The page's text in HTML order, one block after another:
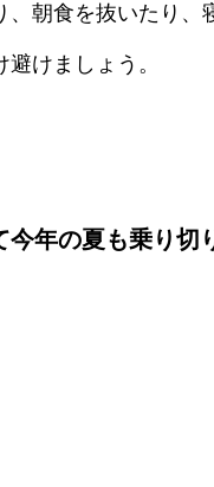
、朝食を抜いたり、
けましょう。
今年の夏も乗り切